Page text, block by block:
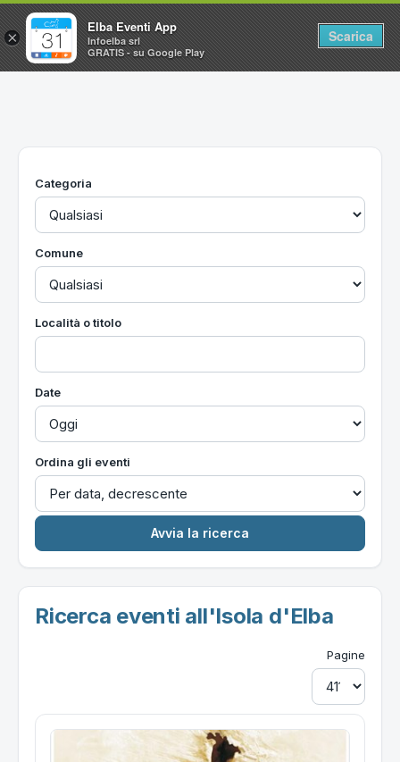
Home
Utilità
Categoria
Comune
Località o titolo
Date
Ordina gli eventi
Ricerca eventi all'Isola d'Elba
Pagine
×
Elba Eventi App
Infoelba srl
GRATIS - su Google Play
Scarica